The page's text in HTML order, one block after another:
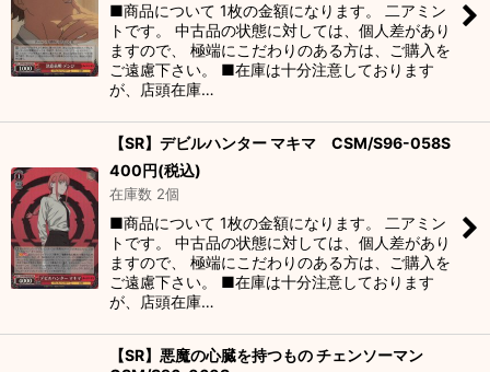
■商品について 1枚の金額になります。 二アミン
トです。 中古品の状態に対しては、個人差があり
ますので、 極端にこだわりのある方は、ご購入を
ご遠慮下さい。 ■在庫は十分注意しております
が、店頭在庫…
【SR】デビルハンター マキマ CSM/S96-058S
400円(税込)
在庫数 2個
■商品について 1枚の金額になります。 二アミン
トです。 中古品の状態に対しては、個人差があり
ますので、 極端にこだわりのある方は、ご購入を
ご遠慮下さい。 ■在庫は十分注意しております
が、店頭在庫…
【SR】悪魔の心臓を持つもの チェンソーマン